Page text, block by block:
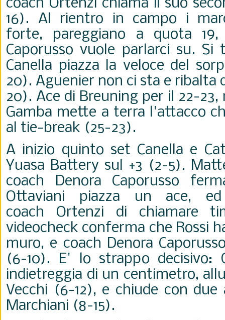
coach Ortenzi chiama il suo
16). Al rientro in campo i
forte, pareggiano a quota
Caporusso vuole parlarci su. Si
Canella piazza la veloce del
20). Aguenier non ci sta e ribalta
20). Ace di Breuning per il 22-
Gamba mette a terra l'attacco
al tie-break (25-23).
A inizio quinto set Canella e
Yuasa Battery sul +3 (2-5).
coach Denora Caporusso
Ottaviani piazza un ace,
coach Ortenzi di chiamare
videocheck conferma che Rossi
muro, e coach Denora
(6-10). E' lo strappo decisivo:
indietreggia di un centimetro,
Vecchi (6-12), e chiude con due
Marchiani (8-15).